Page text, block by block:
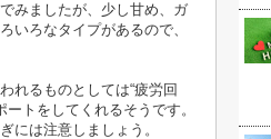
みましたが、少し甘め、ガ
いろなタイプがあるので、
れるものとしては“疲労回
ートをしてくれるそうです。
には注意しましょう。